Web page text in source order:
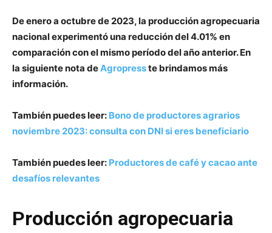
De enero a octubre de 2023, la producción agropecuaria
nacional experimentó una reducción del 4.01% en
comparación con el mismo período del año anterior. En
la siguiente nota deAgropresste brindamos más
información.
También puedes leer: Bono de productores agrarios
noviembre 2023: consulta con DNI si eres beneficiario
También puedes leer: Productores de café y cacao ante
desafíos relevantes
Producción agropecuaria